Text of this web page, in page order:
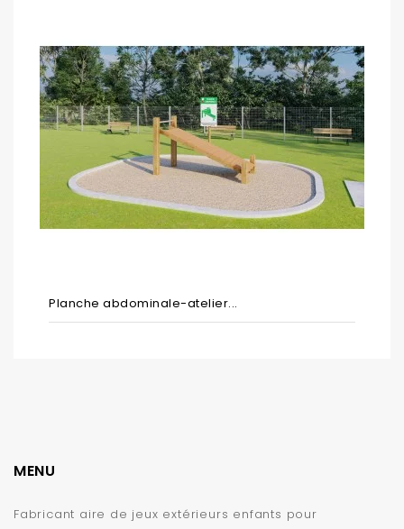
Planche abdominale-atelier...
MENU
Fabricant aire de jeux extérieurs enfants pour